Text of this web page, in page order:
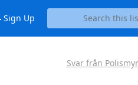
Sign Up
Svar från